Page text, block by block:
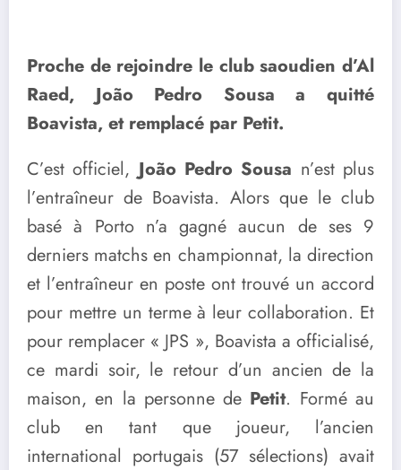
Proche de rejoindre le club saoudien d’Al
Raed, João Pedro Sousa a quitté
Boavista, et remplacé par Petit.
C’est officiel,João Pedro Sousa n’est plus
l’entraîneur de Boavista. Alors que le club
basé à Porto n’a gagné aucun de ses 9
derniers matchs en championnat, la direction
et l’entraîneur en poste ont trouvé un accord
pour mettre un terme à leur collaboration. Et
pour remplacer « JPS », Boavista a officialisé,
ce mardi soir, le retour d’un ancien de la
maison, en la personne de Petit. Formé au
club en tant que joueur, l’ancien
international portugais (57 sélections) avait